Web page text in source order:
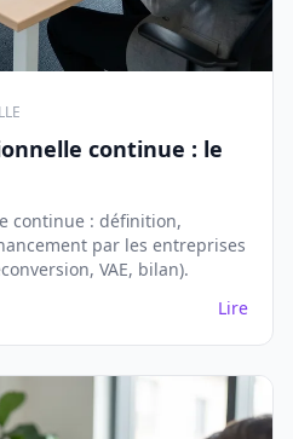
continue : le
continue : définition,
par les entreprises
VAE, bilan).
Lire